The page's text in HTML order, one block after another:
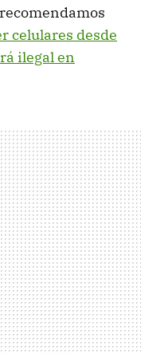
celulares desde
ilegal en